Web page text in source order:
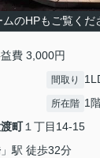
ムのHPもご覧く
費 3,000円
間取り
所在階 1
町１丁目14-15
」駅 徒歩32分